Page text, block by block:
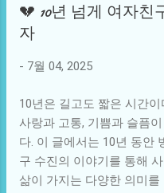
해 사회적 구조가 점차 변
즘'이라는 개념은 여성의
대한 고정관념을 변화시키
으로 존재한다. 웹툰, 그래
매체로 변형되며, 인간의
요소와 접근성 덕분에 새로
이러한 경향은 전세계적으
화뿐 아니라 각 지역의 특
끌고 있다. 하지만 만화 속
리를 가진다. 예를 들어, 현
작품들이 인기를 끈다. 성
💔 10년 넘게 여자
자
- 7월 04, 2025
10년은 길고도 짧은 시간
사랑과 고통, 기쁨과 슬픔
다. 이 글에서는 10년 동안
구 수진의 이야기를 통해
삶이 가지는 다양한 의미를